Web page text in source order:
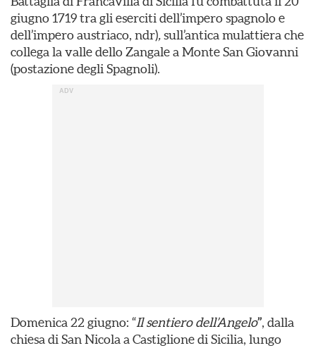
giugno 1719 tra gli eserciti dell’impero spagnolo e
dell’impero austriaco, ndr),sull’antica mulattiera che
collega la valle dello Zangale a Monte San Giovanni
(postazione degli Spagnoli).
Domenica 22 giugno: “Il sentiero dell’Angelo”, dalla
chiesa di San Nicola a Castiglione di Sicilia, lungo